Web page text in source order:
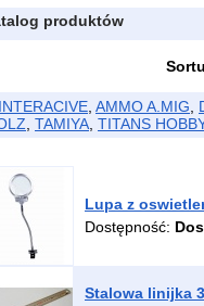
produktów
AMMO A.MIG
TAMIYA TITANS HOBBY
Lupa z
Dostępność:
Stalowa linijka